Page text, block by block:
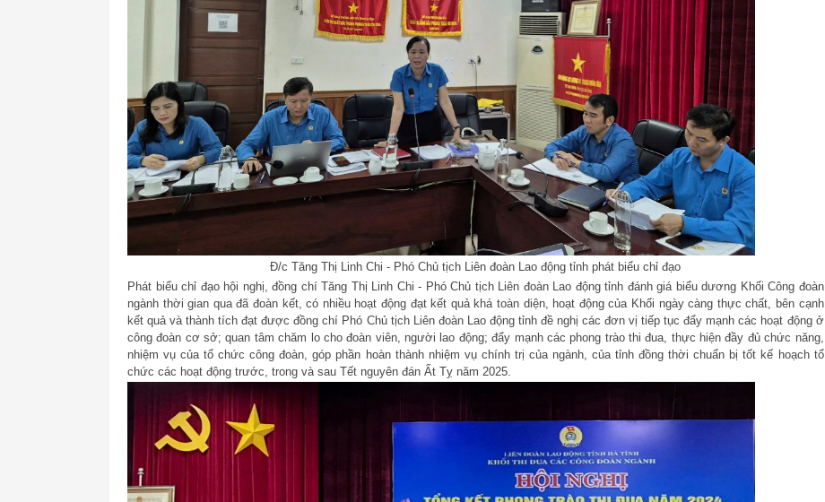
Đ/c Tăng Thị Linh Chi - Phó Chủ tịch Liên đoàn Lao động tỉnh phát biểu chỉ đạo
Phát biểu chỉ đạo hội nghị, đồng chí Tăng Thị Linh Chi - Phó Chủ tịch Liên đoàn Lao động tỉnh đánh giá biểu dương Khối Công đoàn
ngành thời gian qua đã đoàn kết, có nhiều hoạt động đạt kết quả khá toàn diện, hoạt động của Khối ngày càng thực chất, bên cạnh
kết quả và thành tích đạt được đồng chí Phó Chủ tịch Liên đoàn Lao động tỉnh đề nghị các đơn vị tiếp tục đẩy mạnh các hoạt động ở
công đoàn cơ sở; quan tâm chăm lo cho đoàn viên, người lao động; đẩy mạnh các phong trào thi đua, thực hiện đầy đủ chức năng,
nhiệm vụ của tổ chức công đoàn, góp phần hoàn thành nhiệm vụ chính trị của ngành, của tỉnh đồng thời chuẩn bị tốt kế hoạch tổ
chức các hoạt động trước, trong và sau Tết nguyên đán Ất Tỵ năm 2025.